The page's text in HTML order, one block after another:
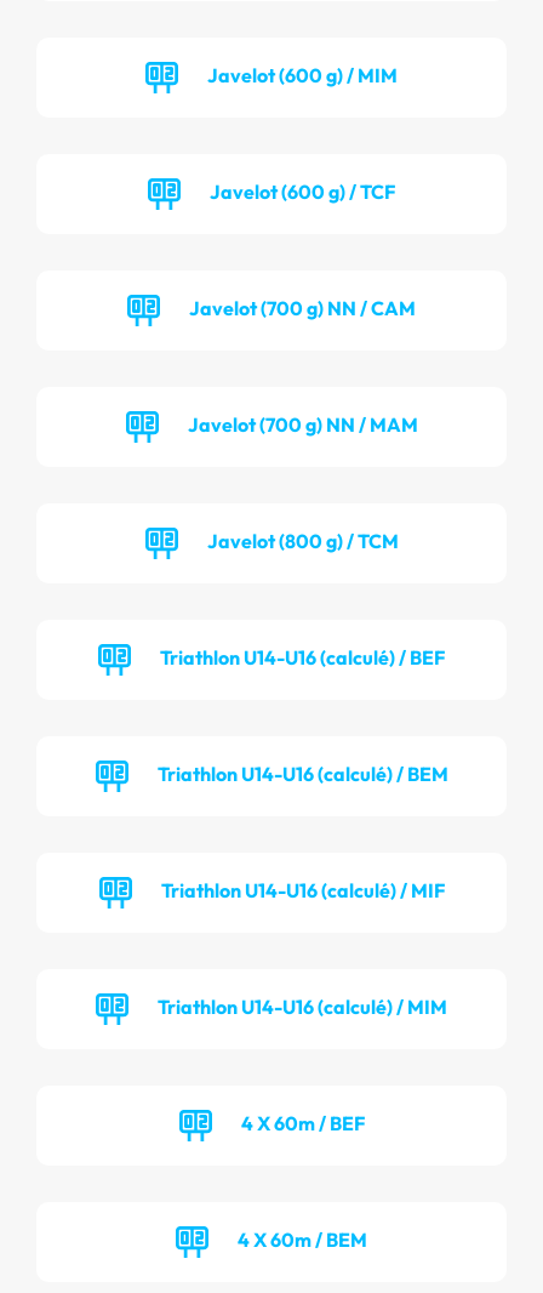
Javelot (600 g) / MIM
Javelot (600 g) / TCF
Javelot (700 g) NN / CAM
Javelot (700 g) NN / MAM
Javelot (800 g) / TCM
Triathlon U14-U16 (calculé) / BEF
Triathlon U14-U16 (calculé) / BEM
Triathlon U14-U16 (calculé) / MIF
Triathlon U14-U16 (calculé) / MIM
4 X 60m / BEF
4 X 60m / BEM